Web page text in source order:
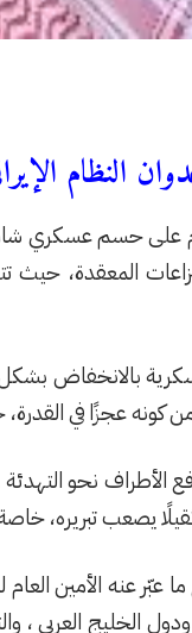
النظام
على حسم عسكري
المعقدة، حيث
العسكرية
كونه عجزًا في
الأطراف نحو
يصعب تبريره،
عبّر عنه الأمين
الخليج العربي ،